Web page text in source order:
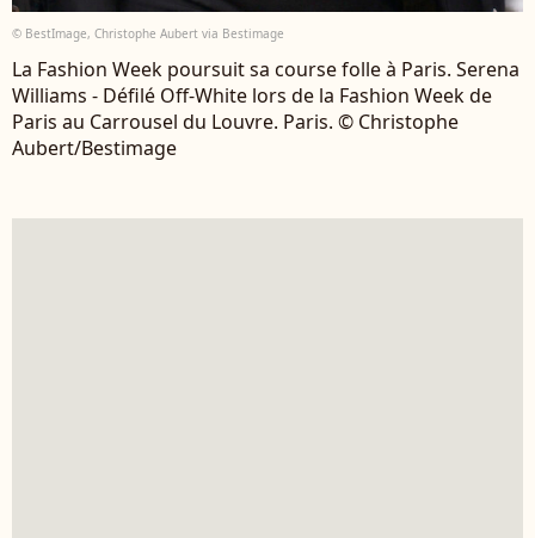
© BestImage, Christophe Aubert via Bestimage
La Fashion Week poursuit sa course folle à Paris. Serena
Williams - Défilé Off-White lors de la Fashion Week de
Paris au Carrousel du Louvre. Paris. © Christophe
Aubert/Bestimage